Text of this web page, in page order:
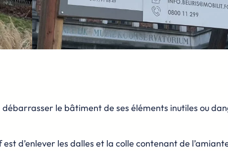
le bâtiment de ses éléments inutiles ou
d’enlever les dalles et la colle contenant de